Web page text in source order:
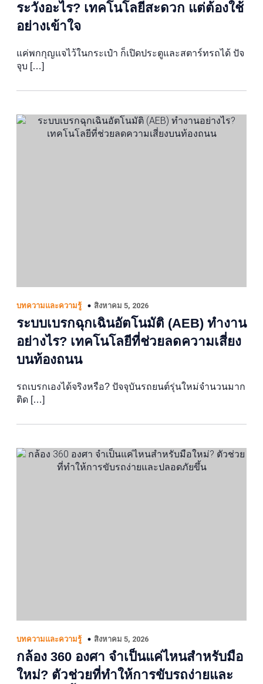
ระวังอะไร? เทคโนโลยีสะดวก แต่ต้องใช้
อย่างเข้าใจ
แค่พกกุญแจไว้ในกระเป๋า ก็เปิดประตูและสตาร์ทรถได้ ปัจ
จุบ […]
บทความและความรู้ สิงหาคม 5, 2026
ระบบเบรกฉุกเฉินอัตโนมัติ (AEB) ทำงาน
อย่างไร? เทคโนโลยีที่ช่วยลดความเสี่ยง
บนท้องถนน
รถเบรกเองได้จริงหรือ? ปัจจุบันรถยนต์รุ่นใหม่จำนวนมาก
ติด […]
บทความและความรู้ สิงหาคม 5, 2026
กล้อง 360 องศา จำเป็นแค่ไหนสำหรับมือ
ใหม่? ตัวช่วยที่ทำให้การขับรถง่ายและ